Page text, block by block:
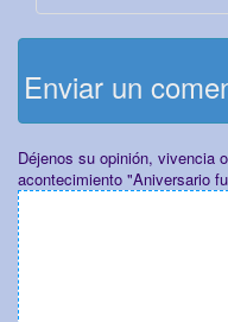
Enviar un
Déjenos su opinión, vivencia
acontecimiento "Aniversario